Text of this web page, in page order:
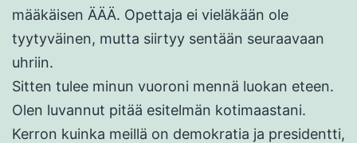
määkäisen ÄÄÄ. Opettaja ei vieläkään ole
tyytyväinen, mutta siirtyy sentään seuraavaan
uhriin.
Sitten tulee minun vuoroni mennä luokan eteen.
Olen luvannut pitää esitelmän kotimaastani.
Kerron kuinka meillä on demokratia ja presidentti,